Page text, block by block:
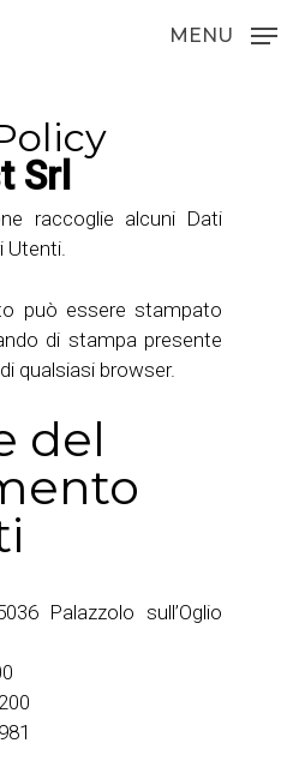
or ESC to close
MENU
Srl
raccoglie alcuni Dati
Utenti.
può essere stampato
di stampa presente
qualsiasi browser.
del
Palazzolo sull’Oglio